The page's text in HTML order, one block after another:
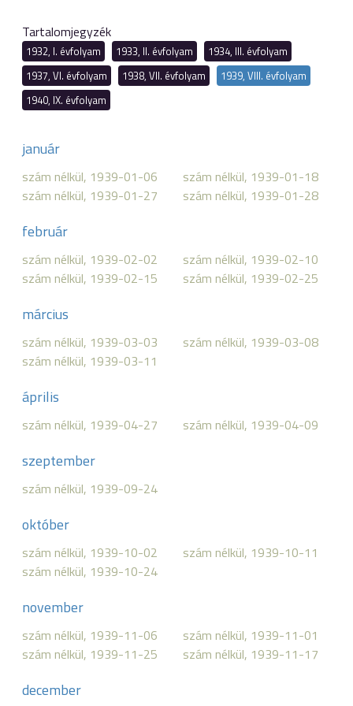
Tartalomjegyzék
1932, I. évfolyam 1933, II. évfolyam
1934, III. évfolyam
1937, VI. évfolyam
1938, VII. évfolyam
1939, VIII. évfolyam
1940, IX. évfolyam
január
szám nélkül, 1939-01-06
szám nélkül, 1939-01-27
szám nélkül, 1939-01-18
szám nélkül, 1939-01-28
február
szám nélkül, 1939-02-02
szám nélkül, 1939-02-15
szám nélkül, 1939-02-10
szám nélkül, 1939-02-25
március
szám nélkül, 1939-03-03
szám nélkül, 1939-03-11
szám nélkül, 1939-03-08
április
szám nélkül, 1939-04-27 szám nélkül, 1939-04-09
szeptember
szám nélkül, 1939-09-24
október
szám nélkül, 1939-10-02
szám nélkül, 1939-10-24
szám nélkül, 1939-10-11
november
szám nélkül, 1939-11-06
szám nélkül, 1939-11-25
szám nélkül, 1939-11-01
szám nélkül, 1939-11-17
december